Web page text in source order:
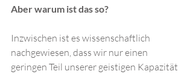
Aber warum ist das so?
Inzwischen ist es wissenschaftlich
nachgewiesen, dass wir nur einen
geringen Teil unserer geistigen Kapazität